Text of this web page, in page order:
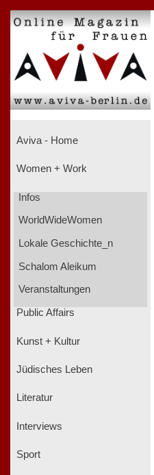
Aviva - Home
Women + Work
Infos
WorldWideWomen
Lokale Geschichte_n
Schalom Aleikum
Veranstaltungen
Public Affairs
Kunst + Kultur
Jüdisches Leben
Literatur
Interviews
Sport